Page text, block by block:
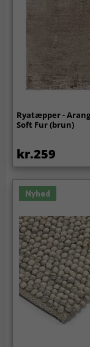
Ryatæpper -
Soft Fur (brun)
kr.259
Nyhed